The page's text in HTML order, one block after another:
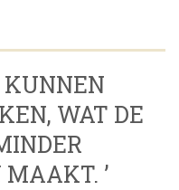
KUNNEN
WAT DE
’